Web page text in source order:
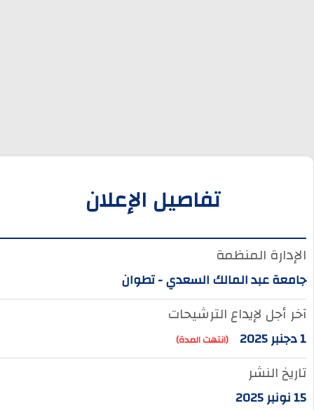
تفاصيل الإعلان
الإدارة المنظمة
جامعة عبد المالك السعدي - تطوان
آخر أجل لإيداع الترشيحات
(انتهت المدة)
تاريخ النشر
15 نونبر 2025